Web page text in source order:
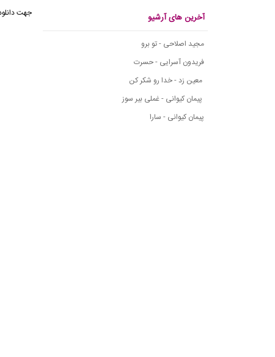
آخرین های آرشیو
مجید اصلاحی - تو برو
فریدون آسرایی - حسرت
معین زد - خدا رو شکر کن
پیمان کیوانی - غملی بیر سوز
پیمان کیوانی - سارا